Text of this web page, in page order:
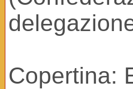
Copertina: